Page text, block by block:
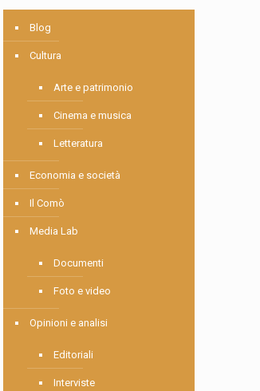
Blog
Cultura
Arte e patrimonio
Cinema e musica
Letteratura
Economia e società
Il Comò
Media Lab
Documenti
Foto e video
Opinioni e analisi
Editoriali
Interviste